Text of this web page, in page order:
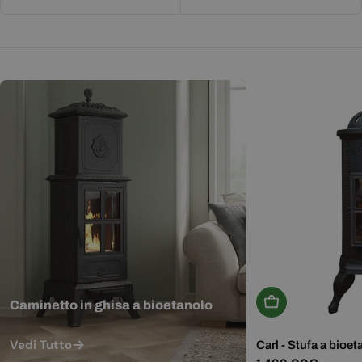
Caminetto in ghisa a bioetanolo
Vedi Tutto
Aggiungi Al
Carl - Stufa a